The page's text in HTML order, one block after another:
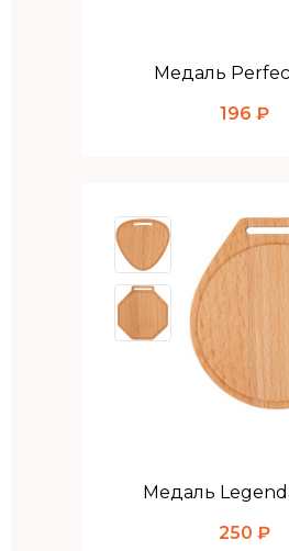
Медаль
196 ₽
Медаль
250 ₽